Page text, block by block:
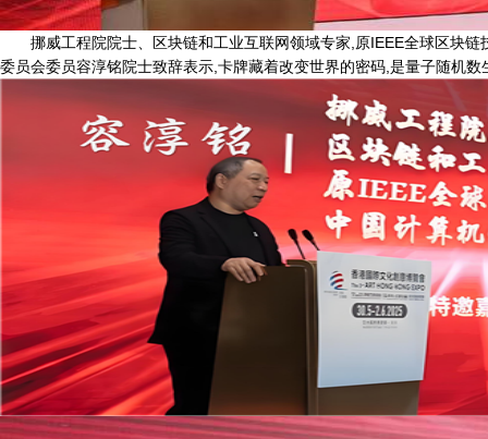
挪威工程院院士、区块链和工业互联网领域专家,原IEEE全球区块
委员会委员容淳铭院士致辞表示,卡牌藏着改变世界的密码,是量子随机